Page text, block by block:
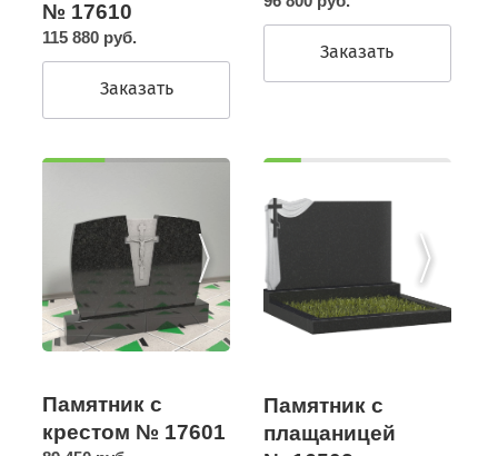
№ 17610
115 880 руб.
Заказать
Заказать
Памятник с
крестом № 17601
Памятник с
плащаницей